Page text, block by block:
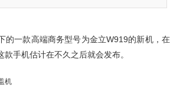
的一款高端商务型号为金立W919的新机，在
手机估计在不久之后就会发布。